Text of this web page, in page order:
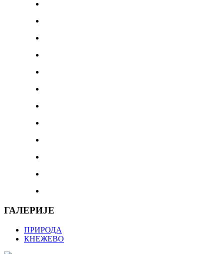
ГАЛЕРИЈЕ
ПРИРОДА
КНЕЖЕВО